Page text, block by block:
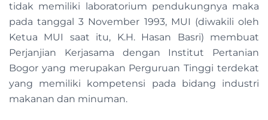
tidak memiliki laboratorium pendukungnya maka
pada tanggal 3 November 1993, MUI (diwakili oleh
Ketua MUI saat itu, K.H. Hasan Basri) membuat
Perjanjian Kerjasama dengan Institut Pertanian
Bogor yang merupakan Perguruan Tinggi terdekat
yang memiliki kompetensi pada bidang industri
makanan dan minuman.